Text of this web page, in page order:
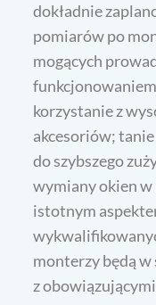
dokładnie
pomiarów po
mogących
korzystanie z
akcesoriów;
do szybszego
wymiany okien
istotnym
monterzy będą w
z